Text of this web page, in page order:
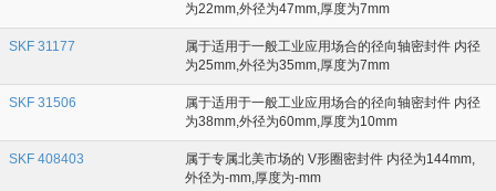
为22mm,外径为47mm,厚度为7mm
SKF 31177
属于适用于一般工业应用场合的径向轴密封件 内径
为25mm,外径为35mm,厚度为7mm
SKF 31506
属于适用于一般工业应用场合的径向轴密封件 内径
为38mm,外径为60mm,厚度为10mm
SKF 408403
属于专属北美市场的 V形圈密封件 内径为144mm,
外径为-mm,厚度为-mm